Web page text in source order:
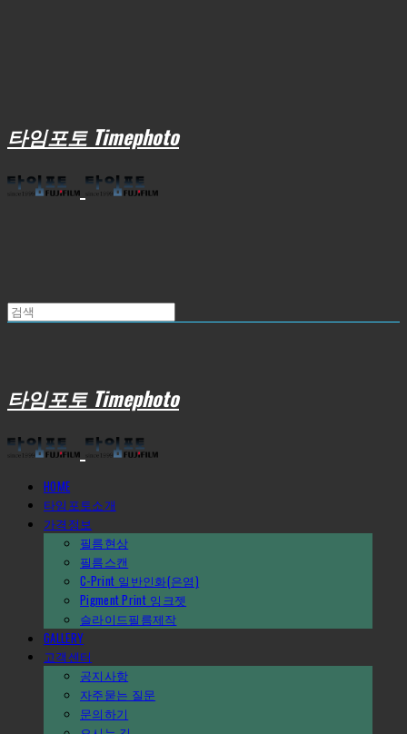
타임포토 Timephoto
타임포토 Timephoto
HOME
타임포토소개
가격정보
필름현상
필름스캔
C-Print_일반인화(은염)
Pigment Print_잉크젯
슬라이드필름제작
GALLERY
고객센터
공지사항
자주묻는 질문
문의하기